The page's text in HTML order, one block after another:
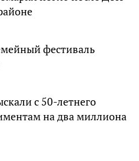
фестиваль
с 50-летнего
на два миллиона